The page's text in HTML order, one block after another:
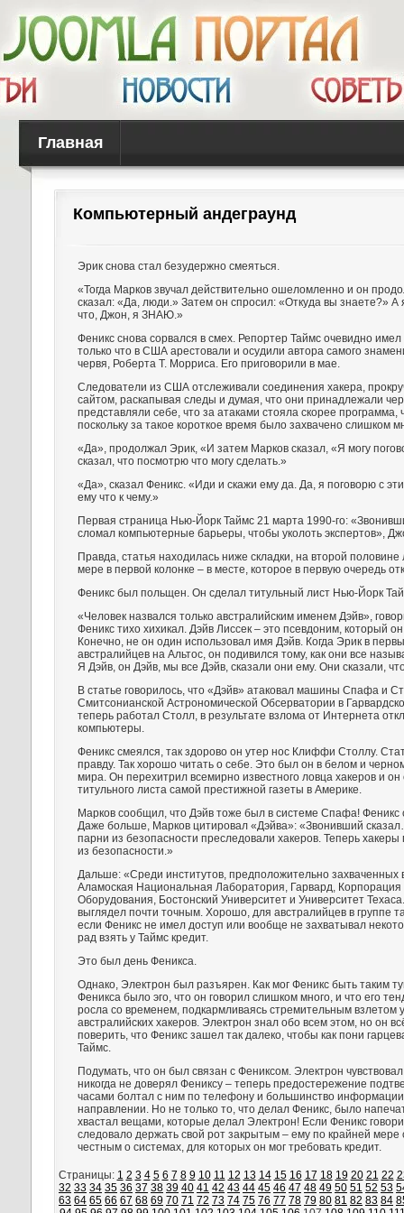
Главная
Компьютерный андеграунд
Эрик снова стал безудержно смеяться.
«Тогда Марков звучал действительно ошеломленно и он
сказал: «Да, люди.» Затем он спросил: «Откуда вы знаете?» А
что, Джон, я ЗНАЮ.»
Феникс снова сорвался в смех. Репортер Таймс очевидно имел
только что в США арестовали и осудили автора самого
червя, Роберта Т. Морриса. Его приговорили в мае.
Следователи из США отслеживали соединения хакера,
сайтом, раскапывая следы и думая, что они принадлежали
представляли себе, что за атаками стояла скорее программа,
поскольку за такое короткое время было захвачено слишком
«Да», продолжал Эрик, «И затем Марков сказал, «Я могу
сказал, что посмотрю что могу сделать.»
«Да», сказал Феникс. «Иди и скажи ему да. Да, я поговорю с
ему что к чему.»
Первая страница Нью-Йорк Таймс 21 марта 1990-го:
сломал компьютерные барьеры, чтобы уколоть экспертов»,
Правда, статья находилась ниже складки, на второй
мере в первой колонке – в месте, которое в первую очередь
Феникс был польщен. Он сделал титульный лист Нью-Йорк
«Человек назвался только австралийским именем Дэйв»,
Феникс тихо хихикал. Дэйв Лиссек – это псевдоним, который
Конечно, не он один использовал имя Дэйв. Когда Эрик в
австралийцев на Альтос, он подивился тому, как они все
Я Дэйв, он Дэйв, мы все Дэйв, сказали они ему. Они сказали,
В статье говорилось, что «Дэйв» атаковал машины Спафа и
Смитсонианской Астрономической Обсерватории в
теперь работал Столл, в результате взлома от Интернета
компьютеры.
Феникс смеялся, так здорово он утер нос Клиффи Столлу.
правду. Так хорошо читать о себе. Это был он в белом и
мира. Он перехитрил всемирно известного ловца хакеров и он
титульного листа самой престижной газеты в Америке.
Марков сообщил, что Дэйв тоже был в системе Спафа! Феникс
Даже больше, Марков цитировал «Дэйва»: «Звонивший
парни из безопасности преследовали хакеров. Теперь
из безопасности.»
Дальше: «Среди институтов, предположительно захваченных
Аламоская Национальная Лаборатория, Гарвард,
Оборудования, Бостонский Университет и Университет
выглядел почти точным. Хорошо, для австралийцев в группе
если Феникс не имел доступ или вообще не захватывал
рад взять у Таймс кредит.
Это был день Феникса.
Однако, Электрон был разъярен. Как мог Феникс быть таким
Феникса было эго, что он говорил слишком много, и что его
росла со временем, подкармливаясь стремительным взлетом
австралийских хакеров. Электрон знал обо всем этом, но он
поверить, что Феникс зашел так далеко, чтобы как пони
Таймс.
Подумать, что он был связан с Фениксом. Электрон
никогда не доверял Фениксу – теперь предостережение
часами болтал с ним по телефону и большинство
направлении. Но не только то, что делал Феникс, было
хвастал вещами, которые делал Электрон! Если Феникс
следовало держать свой рот закрытым – ему по крайней мере
честным о системах, для которых он мог требовать кредит.
Страницы: 1 2 3 4 5 6 7 8 9 10 11 12 13 14 15 16 17 18 19 20 21 22
32 33 34 35 36 37 38 39 40 41 42 43 44 45 46 47 48 49 50 51 52 53
63 64 65 66 67 68 69 70 71 72 73 74 75 76 77 78 79 80 81 82 83 84